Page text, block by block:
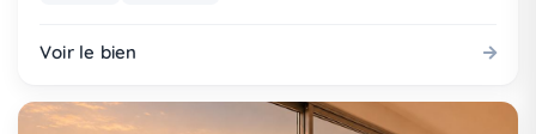
Voir le bien